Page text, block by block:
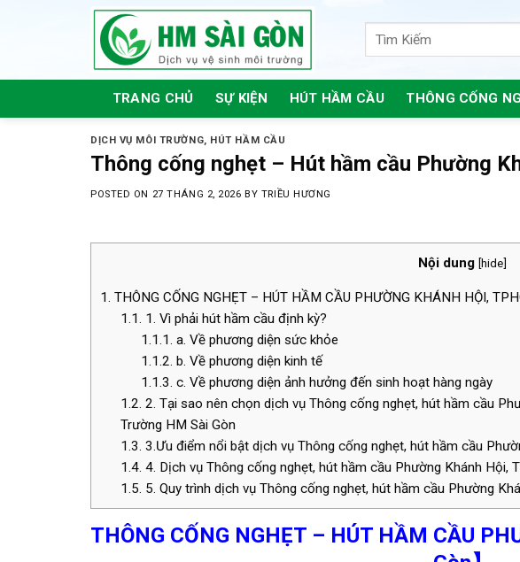
TRANG CHỦ SỰ KIỆN HÚT HẦM CẦU THÔNG CỐNG
DỊCH VỤ MÔI TRƯỜNG, HÚT HẦM CẦU
Thông cống nghẹt – Hút hầm cầu Phường
POSTED ON 27 THÁNG 2, 2026 BY TRIỀU HƯƠNG
Nội dung [hide]
1. THÔNG CỐNG NGHẸT – HÚT HẦM CẦU PHƯỜNG KHÁNH HỘI,
1.1. 1. Vì phải hút hầm cầu định kỳ?
1.1.1. a. Về phương diện sức khỏe
1.1.2. b. Về phương diện kinh tế
1.1.3. c. Về phương diện ảnh hưởng đến sinh hoạt hàng ngày
1.2. 2. Tại sao nên chọn dịch vụ Thông cống nghẹt, hút hầm cầu
Trường HM Sài Gòn
1.3. 3.Ưu điểm nổi bật dịch vụ Thông cống nghẹt, hút hầm cầu
1.4. 4. Dịch vụ Thông cống nghẹt, hút hầm cầu Phường Khánh Hội,
1.5. 5. Quy trình dịch vụ Thông cống nghẹt, hút hầm cầu Phường
THÔNG CỐNG NGHẸT – HÚT HẦM CẦU